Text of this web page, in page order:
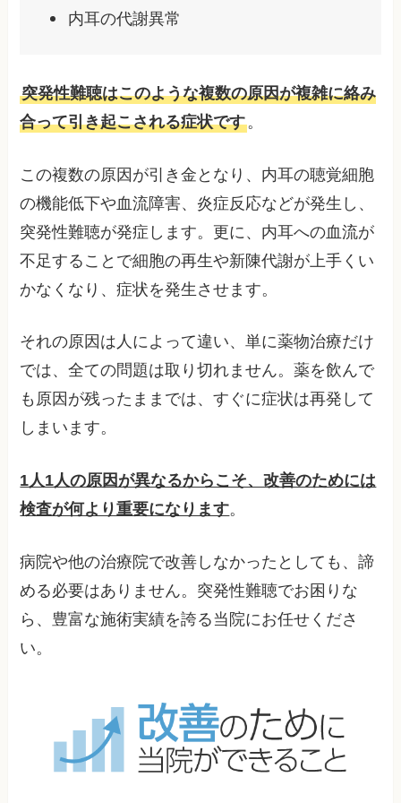
内耳の代謝異常
突発性難聴はこのような複数の原因が複雑に絡み
合って引き起こされる症状です。
この複数の原因が引き金となり、内耳の聴覚細胞
の機能低下や血流障害、炎症反応などが発生し、
突発性難聴が発症します。更に、内耳への血流が
不足することで細胞の再生や新陳代謝が上手くい
かなくなり、症状を発生させます。
それの原因は人によって違い、単に薬物治療だけ
では、全ての問題は取り切れません。薬を飲んで
も原因が残ったままでは、すぐに症状は再発して
しまいます。
1人1人の原因が異なるからこそ、改善のためには
検査が何より重要になります。
病院や他の治療院で改善しなかったとしても、諦
める必要はありません。突発性難聴でお困りな
ら、豊富な施術実績を誇る当院にお任せくださ
い。